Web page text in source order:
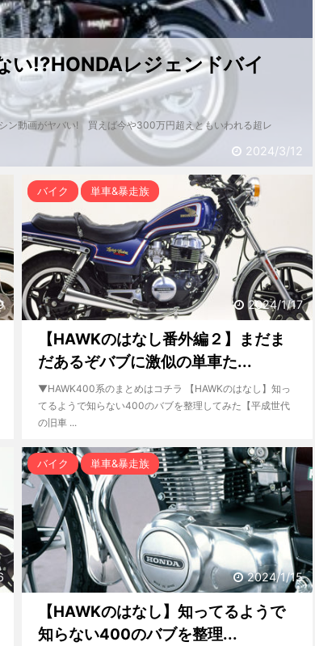
2024/3/12
い!?HONDAレジェンドバイ
ン動画がヤバい! 買えば今や300万円超えともいわれる超レ
2024/1/17
バイク 単車&暴走族
【HAWKのはなし番外編２】まだま
だあるぞバブに激似の単車た...
▼HAWK400系のまとめはコチラ 【HAWKのはなし】知っ
てるようで知らない400のバブを整理してみた【平成世代
の旧車 ...
2024/1/15
バイク 単車&暴走族
【HAWKのはなし】知ってるようで
知らない400のバブを整理...